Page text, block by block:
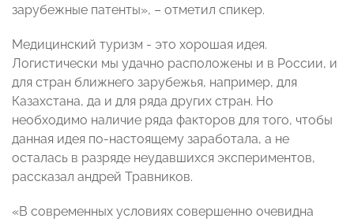
зарубежные патенты», – отметил спикер.
Медицинский туризм - это хорошая идея.
Логистически мы удачно расположены и в России, и
для стран ближнего зарубежья, например, для
Казахстана, да и для ряда других стран. Но
необходимо наличие ряда факторов для того, чтобы
данная идея по-настоящему заработала, а не
осталась в разряде неудавшихся экспериментов,
рассказал андрей Травников.
«В современных условиях совершенно очевидна